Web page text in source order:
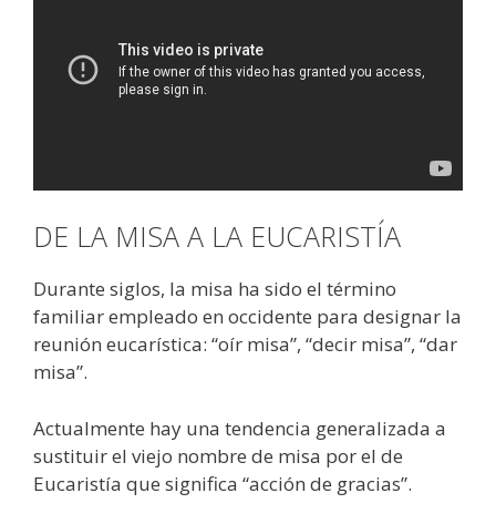
DE LA MISA A LA EUCARISTÍA
Durante siglos, la misa ha sido el término
familiar empleado en occidente para designar la
reunión eucarística: “oír misa”, “decir misa”, “dar
misa”.
Actualmente hay una tendencia generalizada a
sustituir el viejo nombre de misa por el de
Eucaristía que significa “acción de gracias”.